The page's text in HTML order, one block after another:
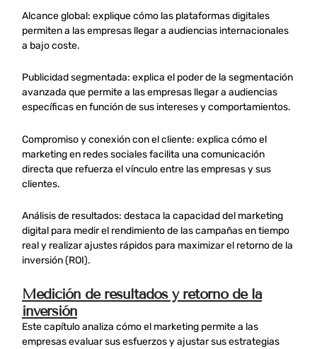
Alcance global: explique cómo las plataformas digitales
permiten a las empresas llegar a audiencias internacionales
a bajo coste.
Publicidad segmentada: explica el poder de la segmentación
avanzada que permite a las empresas llegar a audiencias
específicas en función de sus intereses y comportamientos.
Compromiso y conexión con el cliente: explica cómo el
marketing en redes sociales facilita una comunicación
directa que refuerza el vínculo entre las empresas y sus
clientes.
Análisis de resultados: destaca la capacidad del marketing
digital para medir el rendimiento de las campañas en tiempo
real y realizar ajustes rápidos para maximizar el retorno de la
inversión (ROI).
Medición de resultados y retorno de la
inversión
Este capítulo analiza cómo el marketing permite a las
empresas evaluar sus esfuerzos y ajustar sus estrategias